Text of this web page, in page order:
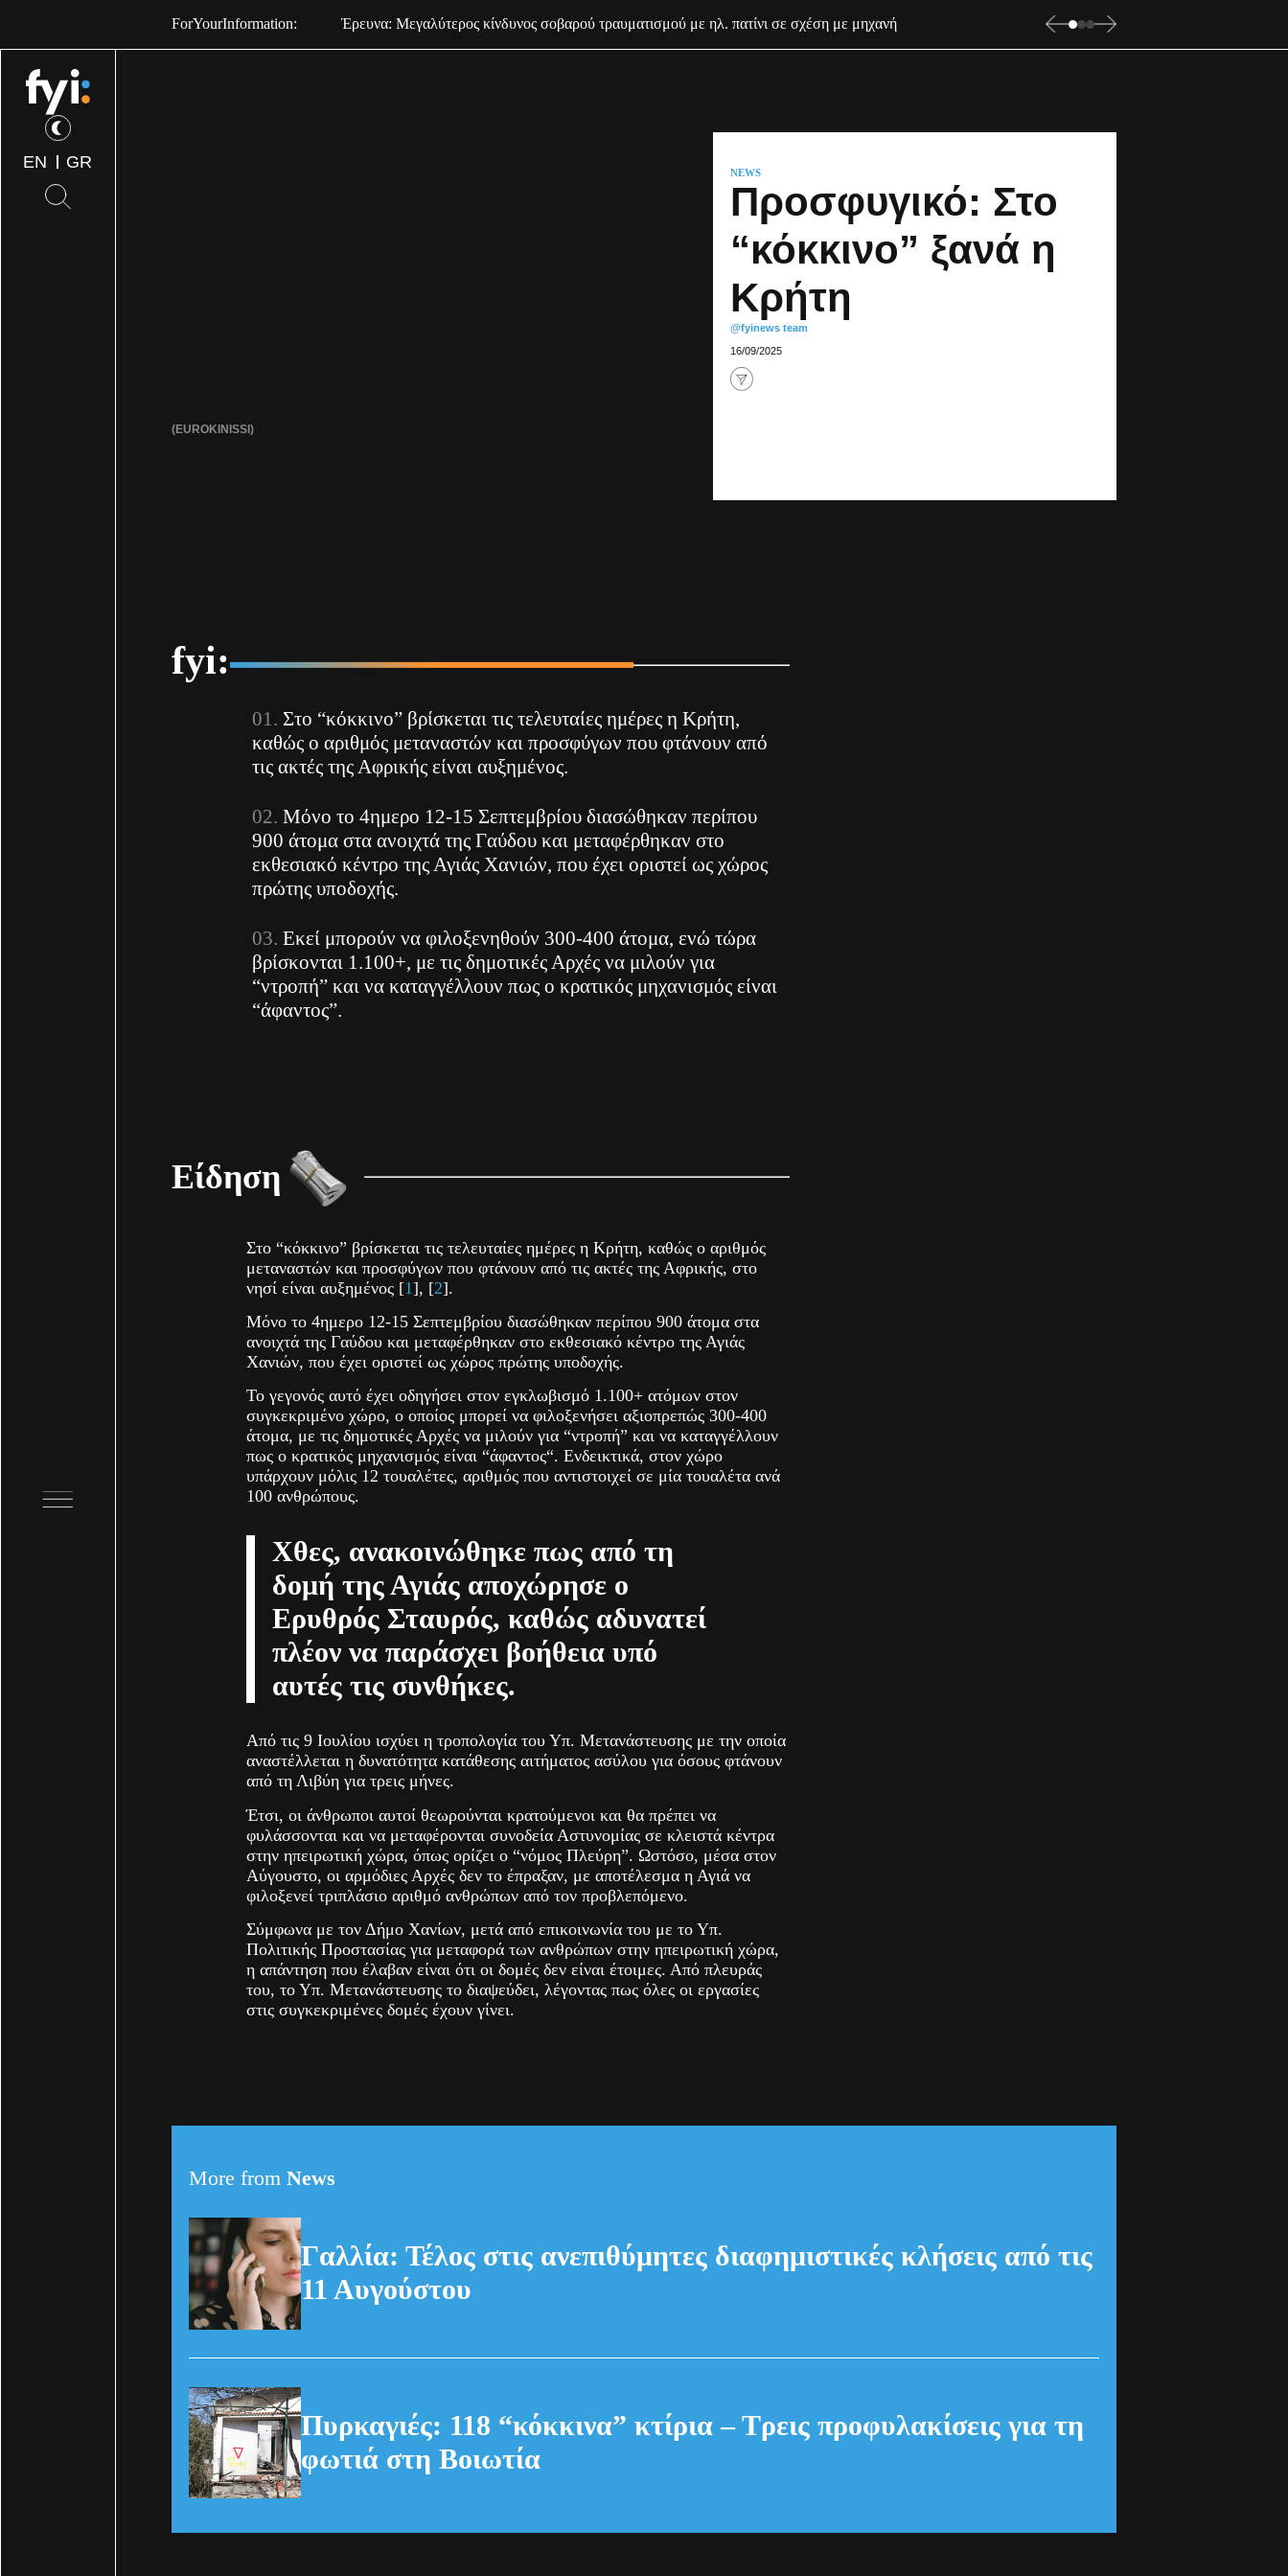
EN GR
ForYourInformation: Έρευνα: Μεγαλύτερος κίνδυνος σοβαρού τραυματισμού με ηλ. πατίνι σε σχέση με μηχανή
(EUROKINISSI)
NEWS
Προσφυγικό: Στο
“κόκκινο” ξανά η
Κρήτη
@fyinews team
16/09/2025
fyi:
Στο “κόκκινο” βρίσκεται τις τελευταίες ημέρες η Κρήτη,
καθώς ο αριθμός μεταναστών και προσφύγων που φτάνουν από
τις ακτές της Αφρικής είναι αυξημένος.
Μόνο το 4ημερο 12-15 Σεπτεμβρίου διασώθηκαν περίπου
900 άτομα στα ανοιχτά της Γαύδου και μεταφέρθηκαν στο
εκθεσιακό κέντρο της Αγιάς Χανιών, που έχει οριστεί ως χώρος
πρώτης υποδοχής.
Εκεί μπορούν να φιλοξενηθούν 300-400 άτομα, ενώ τώρα
βρίσκονται 1.100+, με τις δημοτικές Αρχές να μιλούν για
“ντροπή” και να καταγγέλλουν πως ο κρατικός μηχανισμός είναι
“άφαντος”.
Είδηση
Στο “κόκκινο” βρίσκεται τις τελευταίες ημέρες η Κρήτη, καθώς ο αριθμός
μεταναστών και προσφύγων που φτάνουν από τις ακτές της Αφρικής, στο
νησί είναι αυξημένος [1], [2].
Μόνο το 4ημερο 12-15 Σεπτεμβρίου διασώθηκαν περίπου 900 άτομα στα
ανοιχτά της Γαύδου και μεταφέρθηκαν στο εκθεσιακό κέντρο της Αγιάς
Χανιών, που έχει οριστεί ως χώρος πρώτης υποδοχής.
Το γεγονός αυτό έχει οδηγήσει στον εγκλωβισμό 1.100+ ατόμων στον
συγκεκριμένο χώρο, ο οποίος μπορεί να φιλοξενήσει αξιοπρεπώς 300-400
άτομα, με τις δημοτικές Αρχές να μιλούν για “ντροπή” και να καταγγέλλουν
πως ο κρατικός μηχανισμός είναι “άφαντος“. Ενδεικτικά, στον χώρο
υπάρχουν μόλις 12 τουαλέτες, αριθμός που αντιστοιχεί σε μία τουαλέτα ανά
100 ανθρώπους.
Χθες, ανακοινώθηκε πως από τη
δομή της Αγιάς αποχώρησε ο
Ερυθρός Σταυρός, καθώς αδυνατεί
πλέον να παράσχει βοήθεια υπό
αυτές τις συνθήκες.
Από τις 9 Ιουλίου ισχύει η τροπολογία του Υπ. Μετανάστευσης με την οποία
αναστέλλεται η δυνατότητα κατάθεσης αιτήματος ασύλου για όσους φτάνουν
από τη Λιβύη για τρεις μήνες.
Έτσι, οι άνθρωποι αυτοί θεωρούνται κρατούμενοι και θα πρέπει να
φυλάσσονται και να μεταφέρονται συνοδεία Αστυνομίας σε κλειστά κέντρα
στην ηπειρωτική χώρα, όπως ορίζει ο “νόμος Πλεύρη”. Ωστόσο, μέσα στον
Αύγουστο, οι αρμόδιες Αρχές δεν το έπραξαν, με αποτέλεσμα η Αγιά να
φιλοξενεί τριπλάσιο αριθμό ανθρώπων από τον προβλεπόμενο.
Σύμφωνα με τον Δήμο Χανίων, μετά από επικοινωνία του με το Υπ.
Πολιτικής Προστασίας για μεταφορά των ανθρώπων στην ηπειρωτική χώρα,
η απάντηση που έλαβαν είναι ότι οι δομές δεν είναι έτοιμες. Από πλευράς
του, το Υπ. Μετανάστευσης το διαψεύδει, λέγοντας πως όλες οι εργασίες
στις συγκεκριμένες δομές έχουν γίνει.
More fromNews
Γαλλία: Τέλος στις ανεπιθύμητες διαφημιστικές κλήσεις από τις
11 Αυγούστου
Πυρκαγιές: 118 “κόκκινα” κτίρια – Τρεις προφυλακίσεις για τη
φωτιά στη Βοιωτία